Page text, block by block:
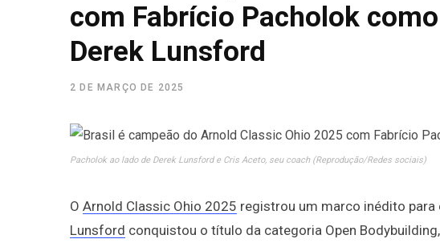
com Fabrício Pacholok
Derek Lunsford
2 DE MARÇO DE 2025
Pacholok ao lado de Derek Lunsford e Cris Aceto, seu coach (Reprodução/Redes sociais)
O Arnold Classic Ohio 2025 registrou um marco inédito
Lunsford conquistou o título da categoria Open